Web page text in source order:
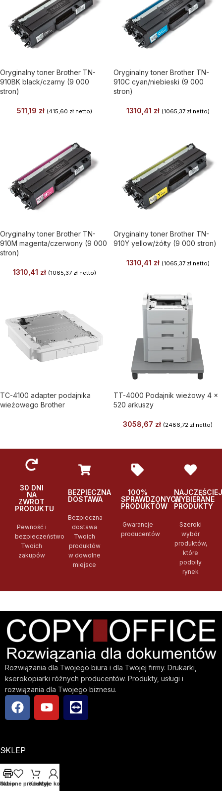
Oryginalny toner Brother TN-
910BK black/czarny (9 000
stron)
511,19 zł (415,60 złnetto)
Oryginalny toner Brother TN-
910C cyan/niebieski (9 000
stron)
1310,41 zł (1065,37 złnetto)
Oryginalny toner Brother TN-
910M magenta/czerwony (9 000
stron)
1310,41 zł (1065,37 złnetto)
Oryginalny toner Brother TN-
910Y yellow/żółty (9 000 stron)
1310,41 zł (1065,37 złnetto)
TC-4100 adapter podajnika
wieżowego Brother
TT-4000 Podajnik wieżowy 4 x
520 arkuszy
3058,67 zł (2486,72 zł netto)
30 DNI
NA
ZWROT
PRODUKTU
Pewność i
bezpieczeństwo
Twoich
zakupów
BEZPIECZNA
DOSTAWA
Bezpieczna
dostawa
Twoich
produktów
w dowolne
miejsce
100%
SPRAWDZONYCH
PRODUKTÓW
Gwarancje
producentów
NAJCZĘŚCIEJ
WYBIERANE
PRODUKTY
Szeroki
wybór
produktów,
które
podbiły
rynek
Rozwiązania dla Twojego biura i dla Twojej firmy. Drukarki,
kserokopiarki różnych producentów. Produkty, usługi i
rozwiązania dla Twojego biznesu.
SKLEP
FIRMA
Sklep produkty
KoszykMoje konto